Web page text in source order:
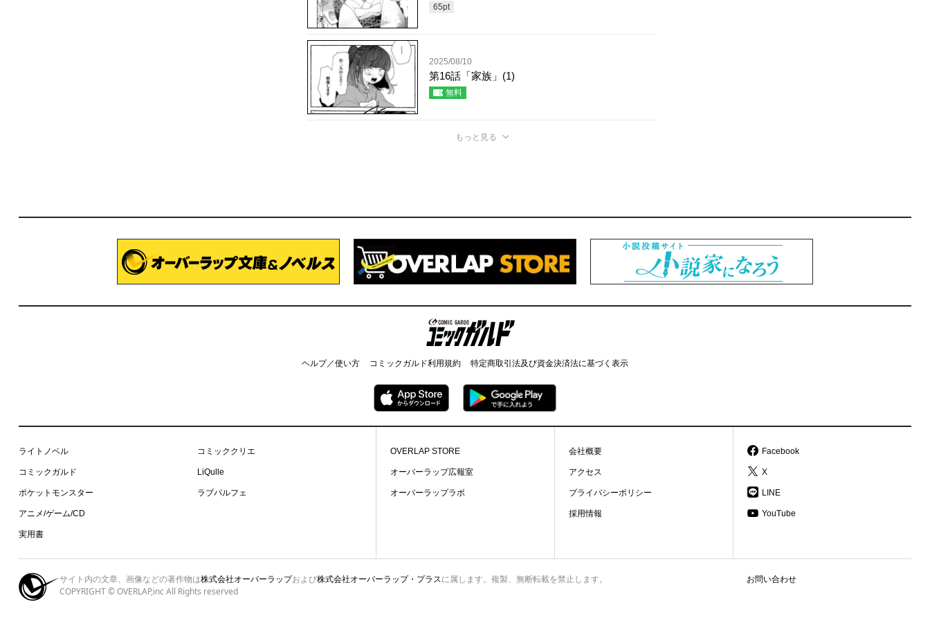
65pt
2025/08/10
第16話「家族」(1)
無料
もっと見る
コミックガルド
ヘルプ／使い方 コミックガルド利用規約 特定商取引法及び資金決済法に基づく表示
ライトノベル
コミックガルド
ポケットモンスター
アニメ/ゲーム/CD
実用書
コミッククリエ
LiQulle
ラブパルフェ
OVERLAP STORE
オーバーラップ広報室
オーバーラップラボ
会社概要
アクセス
プライバシーポリシー
採用情報
Facebook
X
LINE
YouTube
お問い合わせ
サイト内の文章、画像などの著作物は株式会社オーバーラップおよび株式会社オーバーラップ・プラスに属します。複製、無断転載を禁止します。
COPYRIGHT © OVERLAP,inc All Rights reserved